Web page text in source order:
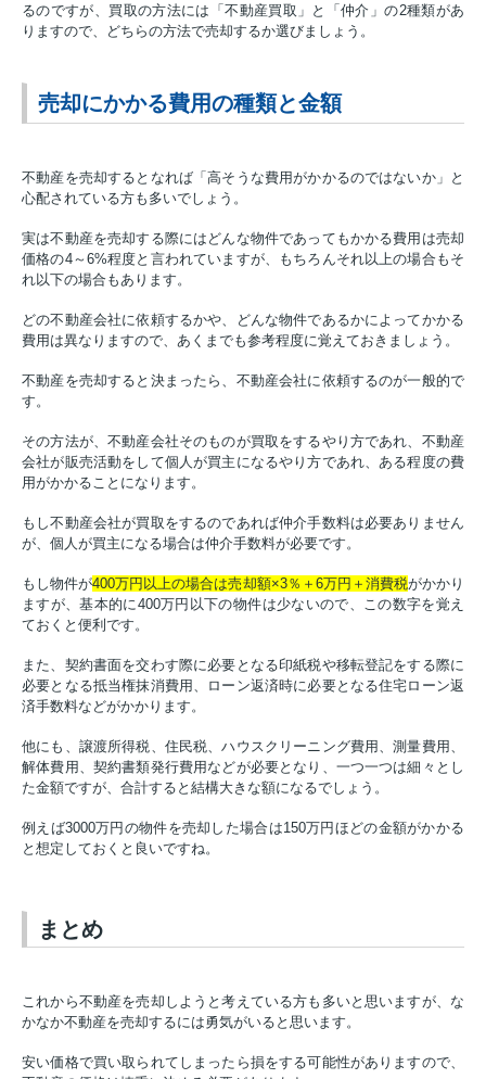
るのですが、買取の方法には「不動産買取」と「仲介」の2種類があ
りますので、どちらの方法で売却するか選びましょう。
売却にかかる費用の種類と金額
不動産を売却するとなれば「高そうな費用がかかるのではないか」と
心配されている方も多いでしょう。
実は不動産を売却する際にはどんな物件であってもかかる費用は売却
価格の4～6%程度と言われていますが、もちろんそれ以上の場合もそ
れ以下の場合もあります。
どの不動産会社に依頼するかや、どんな物件であるかによってかかる
費用は異なりますので、あくまでも参考程度に覚えておきましょう。
不動産を売却すると決まったら、不動産会社に依頼するのが一般的で
す。
その方法が、不動産会社そのものが買取をするやり方であれ、不動産
会社が販売活動をして個人が買主になるやり方であれ、ある程度の費
用がかかることになります。
もし不動産会社が買取をするのであれば仲介手数料は必要ありません
が、個人が買主になる場合は仲介手数料が必要です。
もし物件が400万円以上の場合は売却額×3％＋6万円＋消費税がかかり
ますが、基本的に400万円以下の物件は少ないので、この数字を覚え
ておくと便利です。
また、契約書面を交わす際に必要となる印紙税や移転登記をする際に
必要となる抵当権抹消費用、ローン返済時に必要となる住宅ローン返
済手数料などがかかります。
他にも、譲渡所得税、住民税、ハウスクリーニング費用、測量費用、
解体費用、契約書類発行費用などが必要となり、一つ一つは細々とし
た金額ですが、合計すると結構大きな額になるでしょう。
例えば3000万円の物件を売却した場合は150万円ほどの金額がかかる
と想定しておくと良いですね。
まとめ
これから不動産を売却しようと考えている方も多いと思いますが、な
かなか不動産を売却するには勇気がいると思います。
安い価格で買い取られてしまったら損をする可能性がありますので、